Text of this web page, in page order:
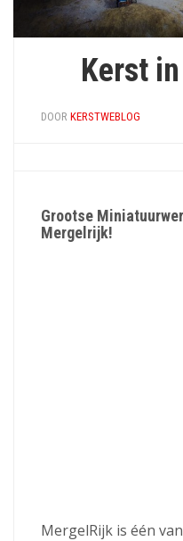
Kerst
DOOR KERSTWEBLOG
Grootse
Mergelrijk!
MergelRijk is één